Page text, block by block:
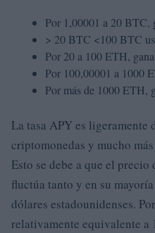
Por 1,00001 a 20 BTC,
> 20 BTC <100 BTC
Por 20 a 100 ETH,
Por 100,00001 a 1000
Por más de 1000 ETH,
La tasa APY es ligeramente
criptomonedas y mucho
Esto se debe a que el
fluctúa tanto y en su
dólares estadounidenses.
relativamente equivalente a